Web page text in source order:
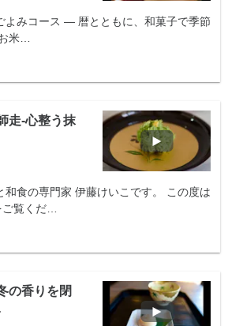
よみコース ― 暦とともに、和菓子で季節
米…
走-心整う抹
和食の専門家 伊藤けいこです。 この度は
ご覧くだ…
の香りを閉